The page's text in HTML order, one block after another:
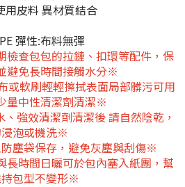
用皮料 異材質結合
彈性:布料無彈
查包包的拉鏈、扣環等配件，保
避免長時間接觸水分※
或軟刷輕輕擦拭表面局部髒污可用
量中性清潔劑清潔※
強效清潔劑清潔後 請自然陰乾，
泡或機洗※
塵袋保存，避免灰塵與刮傷※
時間日曬可於包內塞入紙團，幫
包型不變形※